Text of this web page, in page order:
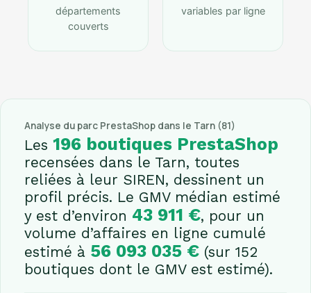
départements
couverts
variables par ligne
Analyse du parc PrestaShop dans le Tarn (81)
Les196 boutiques PrestaShop
recensées dans le Tarn, toutes
reliées à leur SIREN, dessinent un
profil précis. Le GMV médian estimé
y est d’environ 43 911 €, pour un
volume d’affaires en ligne cumulé
estimé à 56 093 035 € (sur 152
boutiques dont le GMV est estimé).